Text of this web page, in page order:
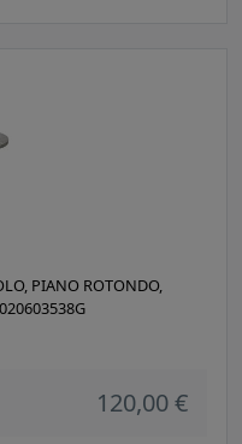
PIANO ROTONDO,
120,00 €